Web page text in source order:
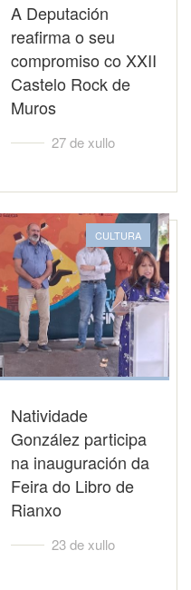
A Deputación
reafirma o seu
compromiso co XXII
Castelo Rock de
Muros
27 de xullo
CULTURA
Natividade
González participa
na inauguración da
Feira do Libro de
Rianxo
23 de xullo